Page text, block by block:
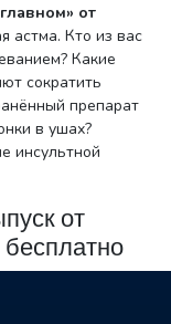
от
астма. Кто из вас
Какие
сократить
препарат
в ушах?
инсультной
от